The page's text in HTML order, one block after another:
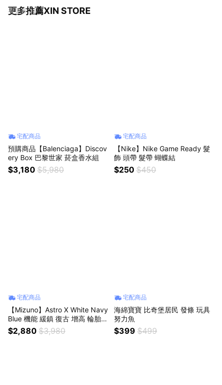
更多推薦XIN STORE
看更多
宅配商品
預購商品【Balenciaga】Discov
ery Box 巴黎世家 菸盒香水組
$3,180 $5,980
宅配商品
【Nike】Nike Game Ready 髮
飾 頭帶 髮帶 蝴蝶結
$250 $450
宅配商品
【Mizuno】Astro X White Navy
Blue 機能 緩鎮 復古 增高 輪胎底
白灰藍
$2,880 $3,980
宅配商品
海綿寶寶 比奇堡居民 發條 玩具
努力魚
$399 $499